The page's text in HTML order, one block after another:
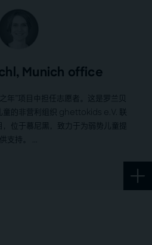
Munich office
年”项目中担任志愿者。这是罗兰贝
童的非营利组织 ghettokids e.V. 联
位于慕尼黑，致力于为弱势儿童提
供支持。